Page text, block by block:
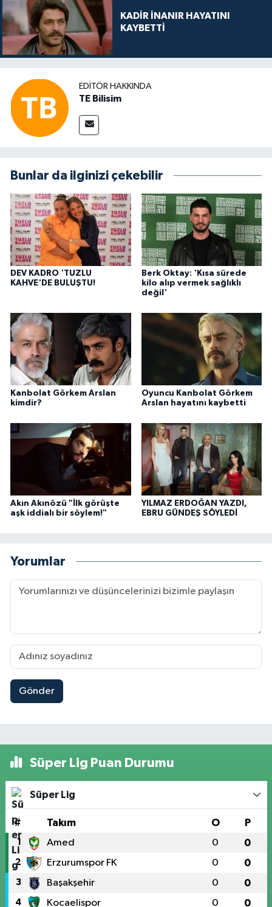
KADİR İNANIR HAYATINI
KAYBETTİ
EDITÖR HAKKINDA
TE Bilisim
Bunlar da ilginizi çekebilir
DEV KADRO 'TUZLU
KAHVE'DE BULUŞTU!
Berk Oktay: 'Kısa sürede
kilo alıp vermek sağlıklı
değil'
Kanbolat Görkem Arslan
kimdir?
Oyuncu Kanbolat Görkem
Arslan hayatını kaybetti
Akın Akınözü "İlk görüşte
aşk iddialı bir söylem!"
YILMAZ ERDOĞAN YAZDI,
EBRU GÜNDEŞ SÖYLEDİ
Yorumlar
Gönder
Süper Lig Puan Durumu
Süper Lig
# Takım O P
1 Amed 0 0
2 Erzurumspor FK 0 0
3 Başakşehir 0 0
4 Kocaelispor 0 0